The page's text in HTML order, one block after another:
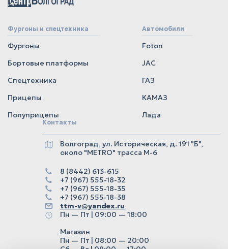
Фургоны и спецтехника
Фургоны
Бортовые платформы
Спецтехника
Прицепы
Полуприцепы
Автомобили
Foton
JAC
ГАЗ
КАМАЗ
Лада
Контакты
Волгоград, ул. Историческая, д. 191 "Б",
около "METRO" трасса М-6
8 (8442) 613-615
+7 (967) 555-18-32
+7 (967) 555-18-35
+7 (967) 555-18-38
ttm-v@yandex.ru
Пн — Пт | 09:00 — 18:00
Магазин
Пн — Пт | 08:00 — 20:00